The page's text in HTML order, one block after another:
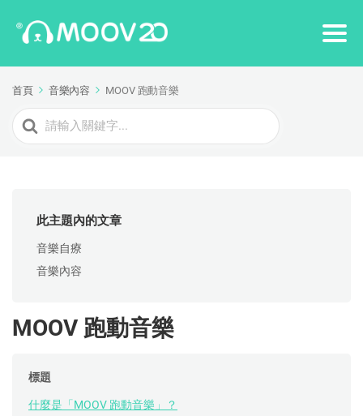
首頁 音樂內容 MOOV 跑動音樂
Search
For
此主題內的文章
音樂自療
音樂內容
MOOV 跑動音樂
標題
什麼是「MOOV 跑動音樂」？